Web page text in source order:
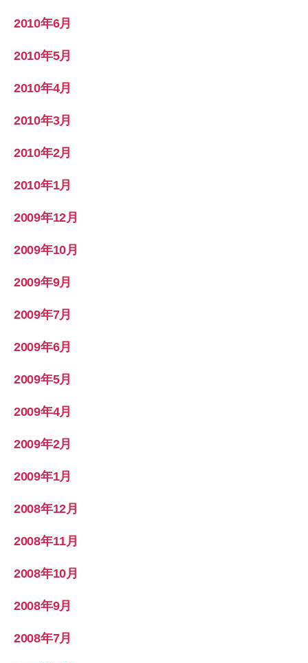
2010年6月
2010年5月
2010年4月
2010年3月
2010年2月
2010年1月
2009年12月
2009年10月
2009年9月
2009年7月
2009年6月
2009年5月
2009年4月
2009年2月
2009年1月
2008年12月
2008年11月
2008年10月
2008年9月
2008年7月